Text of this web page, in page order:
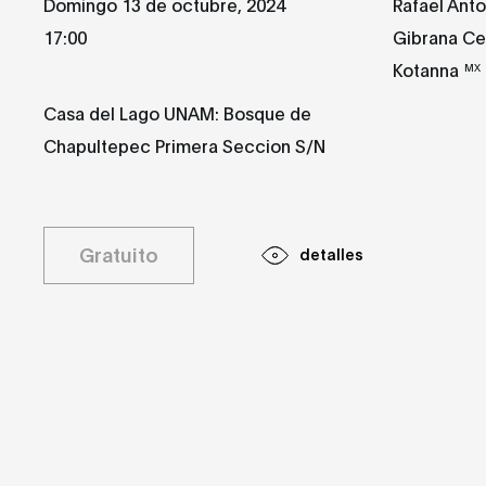
17:00
Casa del Lago UNAM: Bosque de
Chapultepec Primera Seccion S/N
Gibrana
Kotanna MX
Gratuito detalles